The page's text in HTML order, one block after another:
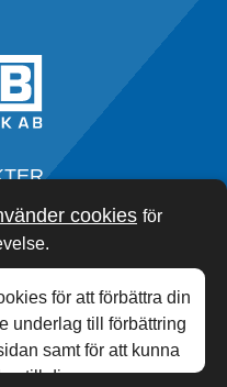
cookies för
för att förbättra din
underlag till förbättring
samt för att kunna
till dig.